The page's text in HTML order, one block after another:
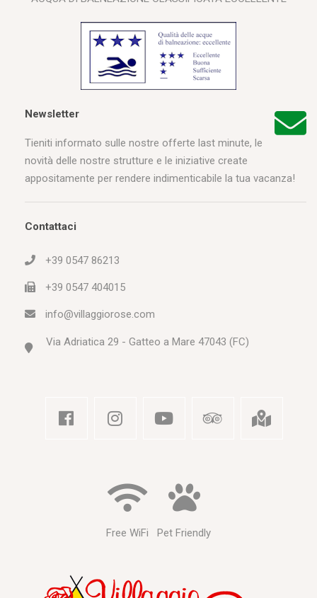
Newsletter
Tieniti informato sulle nostre offerte last minute, le
novità delle nostre strutture e le iniziative create
appositamente per rendere indimenticabile la tua vacanza!
Contattaci
+39 0547 86213
+39 0547 404015
info@villaggiorose.com
Via Adriatica 29 - Gatteo a Mare 47043 (FC)
Free WiFi Pet Friendly